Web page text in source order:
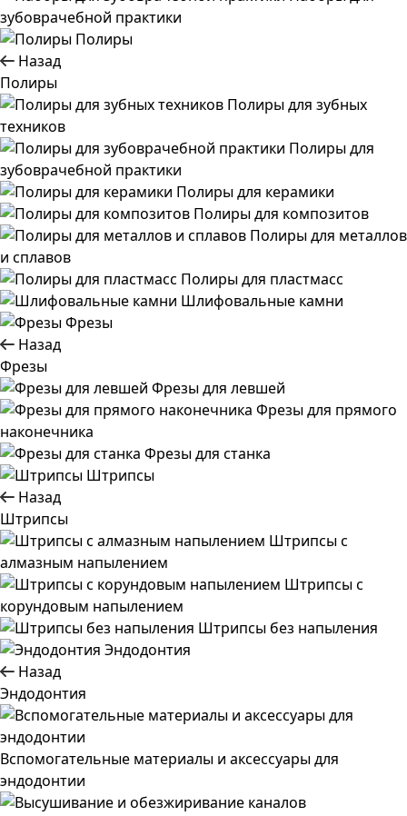
зубоврачебной практики
Полиры
Назад
Полиры
Полиры для зубных
техников
Полиры для
зубоврачебной практики
Полиры для керамики
Полиры для композитов
Полиры для металлов
и сплавов
Полиры для пластмасс
Шлифовальные камни
Фрезы
Назад
Фрезы
Фрезы для левшей
Фрезы для прямого
наконечника
Фрезы для станка
Штрипсы
Назад
Штрипсы
Штрипсы c
алмазным напылением
Штрипсы c
корундовым напылением
Штрипсы без напыления
Эндодонтия
Назад
Эндодонтия
Вспомогательные материалы и аксессуары для
эндодонтии